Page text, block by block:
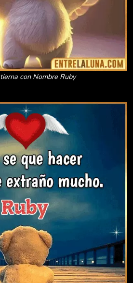
con Nombre Ruby